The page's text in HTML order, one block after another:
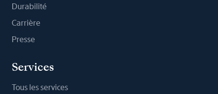
Durabilité
Carrière
Presse
Services
Tous les services